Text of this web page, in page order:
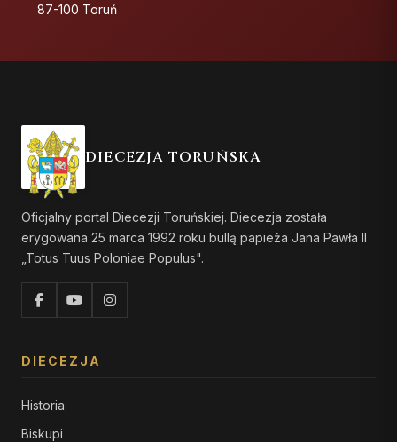
87-100 Toruń
DIECEZJA TORUŃSKA
Oficjalny portal Diecezji Toruńskiej. Diecezja została
erygowana 25 marca 1992 roku bullą papieża Jana Pawła II
„Totus Tuus Poloniae Populus".
DIECEZJA
Historia
Biskupi